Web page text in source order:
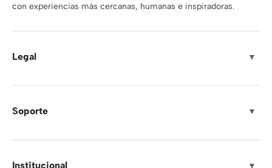
con experiencias más cercanas, humanas e inspiradoras.
Legal ▼
Soporte ▼
Institucional